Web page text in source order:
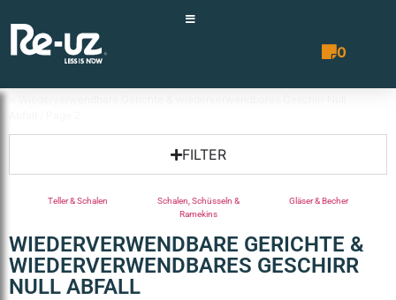
0
FILTER
Teller & Schalen
Schalen, Schüsseln &
Ramekins
Gläser & Becher
WIEDERVERWENDBARE GERICHTE &
WIEDERVERWENDBARES GESCHIRR
NULL ABFALL